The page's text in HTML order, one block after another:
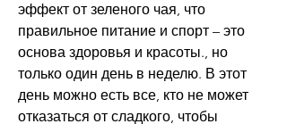
эффект от зеленого чая, что
правильное питание и спорт – это
основа здоровья и красоты., но
только один день в неделю. В этот
день можно есть все, кто не может
отказаться от сладкого, чтобы